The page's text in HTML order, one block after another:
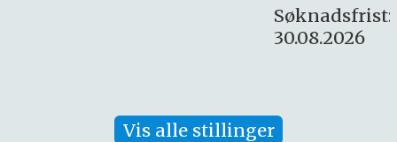
Vis alle stillinger